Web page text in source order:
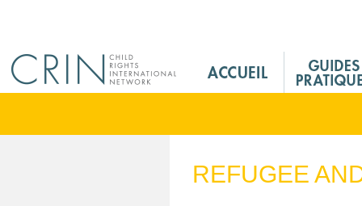
M
n
REFUGEE